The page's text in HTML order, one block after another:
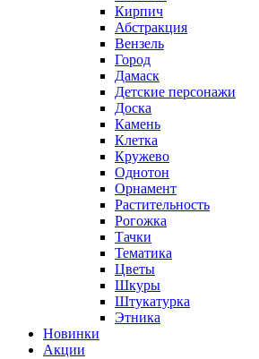
Кирпич
Абстракция
Вензель
Город
Дамаск
Детские персонажи
Доска
Камень
Клетка
Кружево
Однотон
Орнамент
Растительность
Рогожка
Тачки
Тематика
Цветы
Шкуры
Штукатурка
Этника
Новинки
Акции